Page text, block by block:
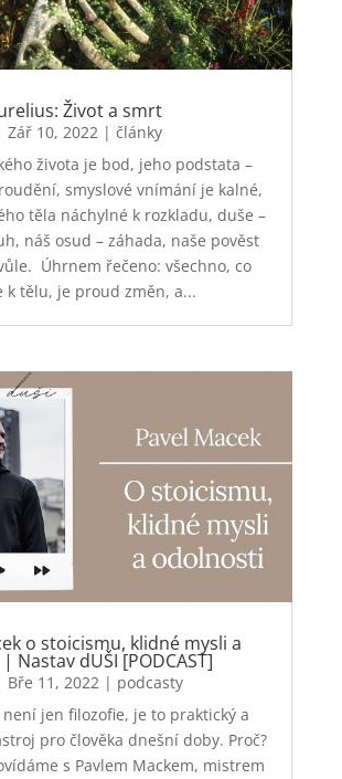
Život a smrt
Zář 10, 2022 | články
života je bod, jeho podstata –
smyslové vnímání je kalné,
těla náchylné k rozkladu, duše –
náš osud – záhada, naše pověst
Úhrnem řečeno: všechno, co
k tělu, je proud změn, a...
o stoicismu, klidné mysli a
Nastav dUŠI [PODCAST]
Bře 11, 2022| podcasty
jen filozofie, je to praktický a
pro člověka dnešní doby. Proč?
s Pavlem Mackem, mistrem